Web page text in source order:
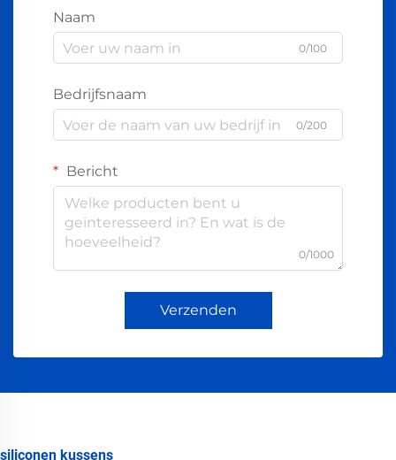
Naam
0/100
Bedrijfsnaam
0/200
Bericht
0/1000
Verzenden
siliconen kussens